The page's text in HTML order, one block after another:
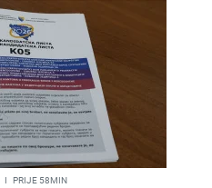
I PRIJE 58MIN